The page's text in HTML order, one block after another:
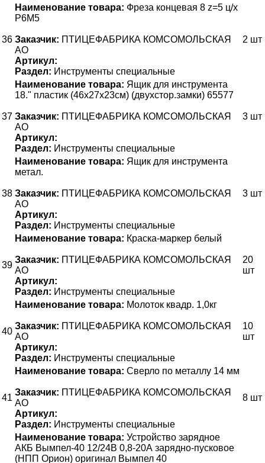
36
Наименование товара: Фреза концевая 8 z=5 ц/х
Р6М5
Заказчик: ПТИЦЕФАБРИКА КОМСОМОЛЬСКАЯ
АО
Артикул:
Раздел: Инструменты специальные
2 шт
37
Наименование товара: Ящик для инструмента
18." пластик (46х27х23см) (двухстор.замки) 65577
Заказчик: ПТИЦЕФАБРИКА КОМСОМОЛЬСКАЯ
АО
Артикул:
Раздел: Инструменты специальные
3 шт
38
Наименование товара: Ящик для инструмента
метал.
Заказчик: ПТИЦЕФАБРИКА КОМСОМОЛЬСКАЯ
АО
Артикул:
Раздел: Инструменты специальные
3 шт
39
Наименование товара: Краска-маркер белый
Заказчик: ПТИЦЕФАБРИКА КОМСОМОЛЬСКАЯ
АО
Артикул:
Раздел: Инструменты специальные
20
шт
40
Наименование товара: Молоток квадр. 1,0кг
Заказчик: ПТИЦЕФАБРИКА КОМСОМОЛЬСКАЯ
АО
Артикул:
Раздел: Инструменты специальные
10
шт
41
Наименование товара: Сверло по металлу 14 мм
Заказчик: ПТИЦЕФАБРИКА КОМСОМОЛЬСКАЯ
АО
Артикул:
Раздел: Инструменты специальные
8 шт
Наименование товара: Устройство зарядное
АКБ Вымпел-40 12/24В 0,8-20А зарядно-пусковое
(НПП Орион) оригинал Вымпел 40